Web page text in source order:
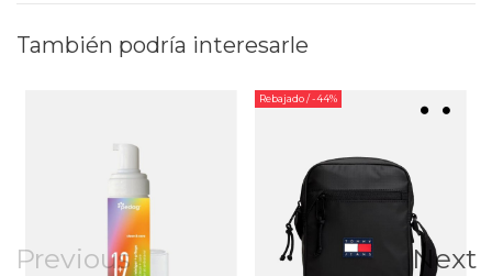
También podría interesarle
Previous
Rebajado/ -44%
Next